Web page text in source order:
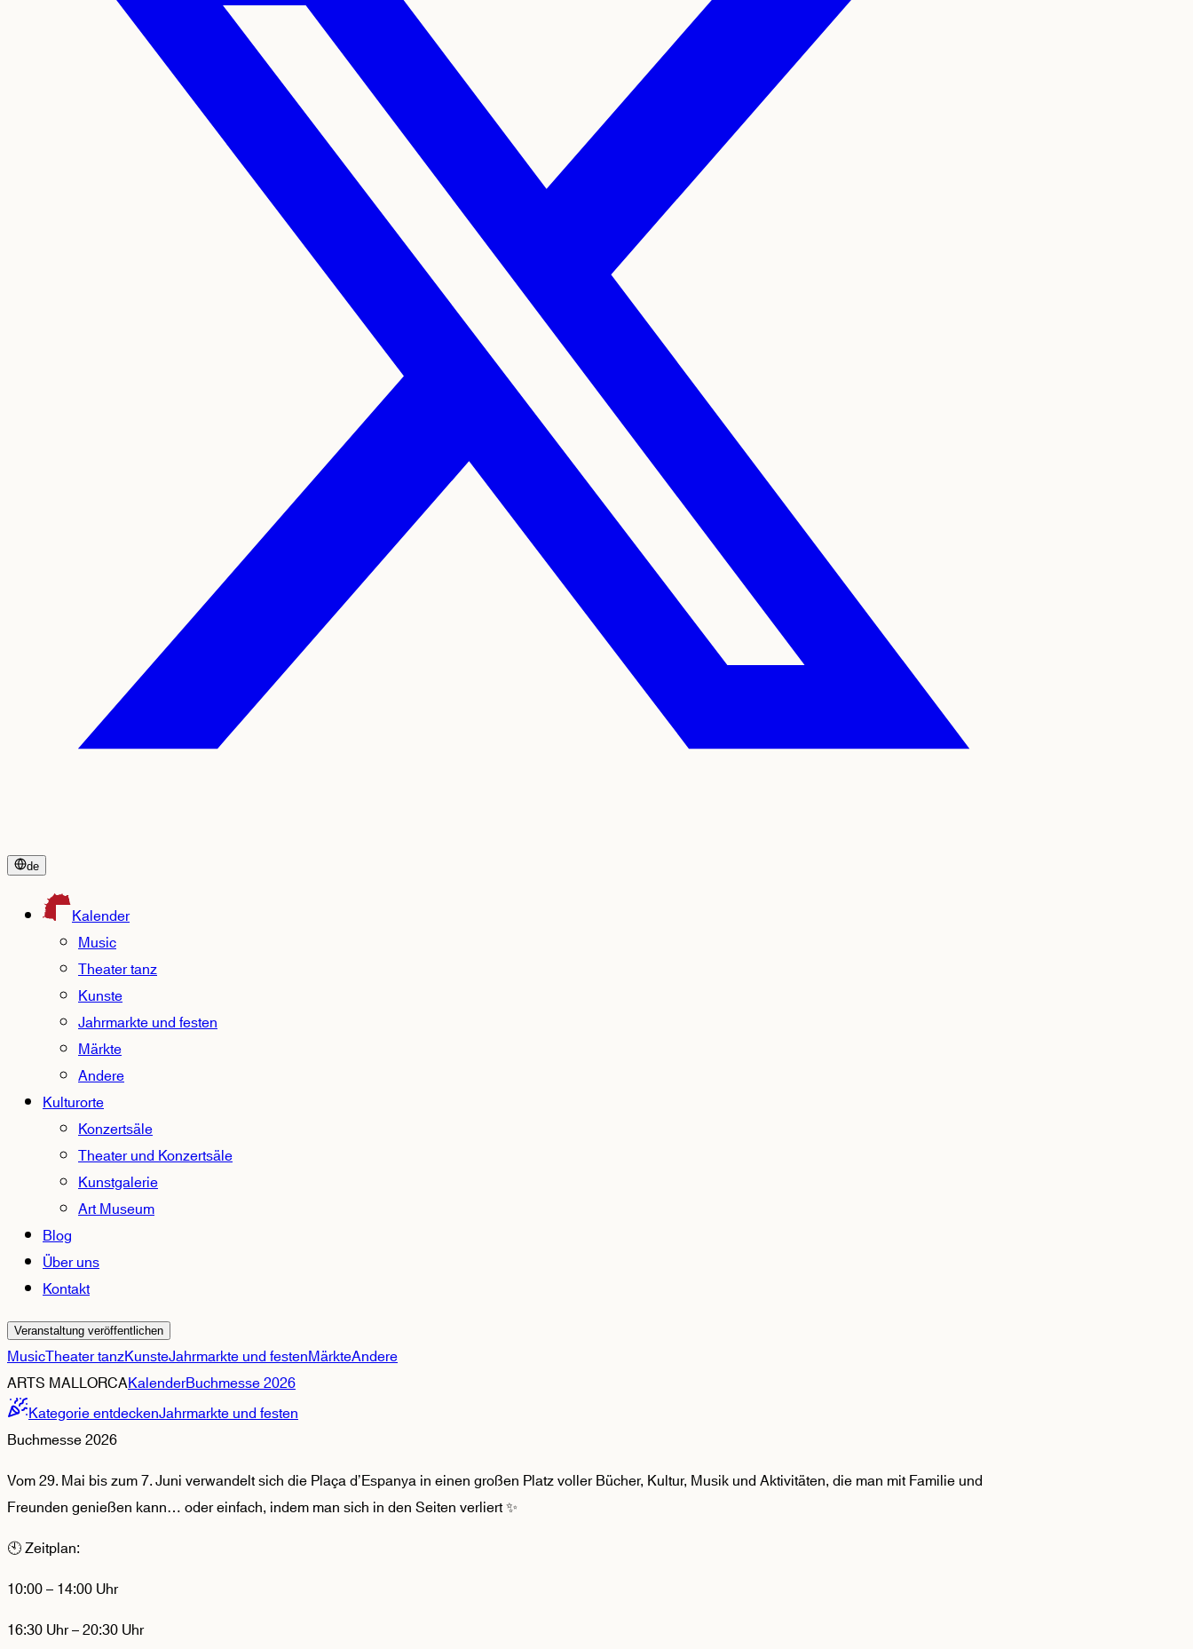
de
Kalender
Music
Theater tanz
Kunste
Jahrmarkte und festen
Märkte
Andere
Kulturorte
Konzertsäle
Theater und Konzertsäle
Kunstgalerie
Art Museum
Blog
Über uns
Kontakt
Veranstaltung veröffentlichen
MusicTheater tanzKunsteJahrmarkte und festenMärkteAndere
ARTS MALLORCAKalenderBuchmesse 2026
Kategorie entdeckenJahrmarkte und festen
Buchmesse 2026
Vom 29. Mai bis zum 7. Juni verwandelt sich die Plaça d’Espanya in einen großen Platz voller Bücher, Kultur, Musik und Aktivitäten, die man mit Familie und
Freunden genießen kann… oder einfach, indem man sich in den Seiten verliert ✨
🕙 Zeitplan:
10:00 – 14:00 Uhr
16:30 Uhr – 20:30 Uhr